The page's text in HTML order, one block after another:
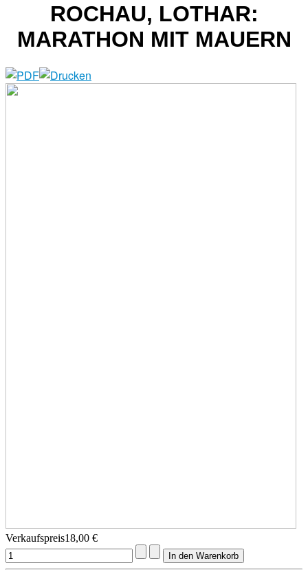
ROCHAU, LOTHAR:
MARATHON MIT MAUERN
Verkaufspreis18,00 €